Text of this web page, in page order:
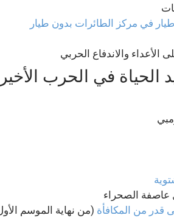
في مركز الطائرات بدون طيار
والاندفاع الحربي
الحياة في الحرب
عاصفة الصحراء
قدر من المكافأة (من نهاية الموسم